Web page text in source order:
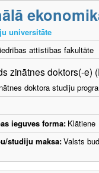
universitāte
attīstības fakultāte
zinātnes doktors(-e)
doktora studiju
ieguves forma: Klātiene
studiju maksa:Valsts